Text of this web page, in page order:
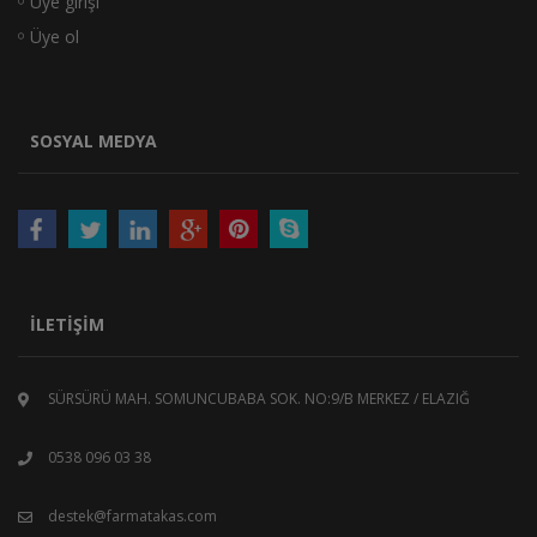
Üye ol
SOSYAL MEDYA
İLETIŞIM
SÜRSÜRÜ MAH. SOMUNCUBABA SOK. NO:9/B MERKEZ / ELAZIĞ
0538 096 03 38
destek@farmatakas.com